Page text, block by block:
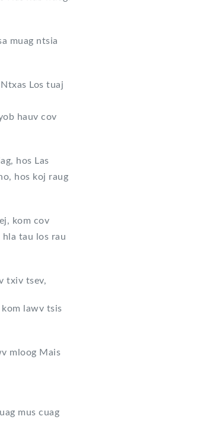
muag ntsia
Los tuaj
hauv cov
hos Las
hos koj raug
kom cov
tau los rau
txiv tsev,
lawv tsis
mloog Mais
mus cuag